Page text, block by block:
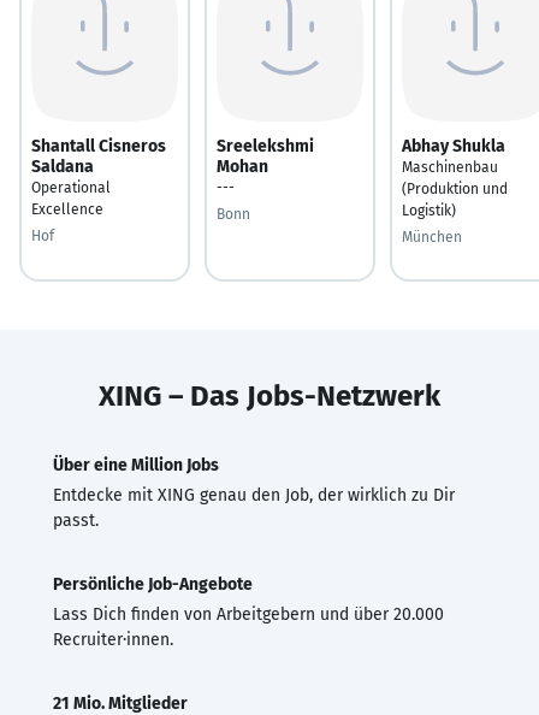
Shantall Cisneros
Saldana
Operational
Excellence
Hof
Sreelekshmi
Mohan
---
Bonn
Abhay Shukla
Maschinenbau
(Produktion und
Logistik)
München
XING – Das Jobs-Netzwerk
Über eine Million Jobs
Entdecke mit XING genau den Job, der wirklich zu Dir
passt.
Persönliche Job-Angebote
Lass Dich finden von Arbeitgebern und über 20.000
Recruiter·innen.
21 Mio. Mitglieder